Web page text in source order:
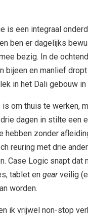
is een integraal
ben er dagelijks
bezig. In de
bijeen en manlief
in het Dali gebouw in
om thuis te werken,
dagen in stilte een
hebben zonder
reuring met drie
Case Logic snapt dat
tablet engearveilig
worden.
ik vrijwel non-stop